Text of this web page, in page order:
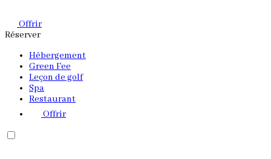
Offrir
Réserver
Hébergement
Green Fee
Leçon de golf
Spa
Restaurant
Offrir